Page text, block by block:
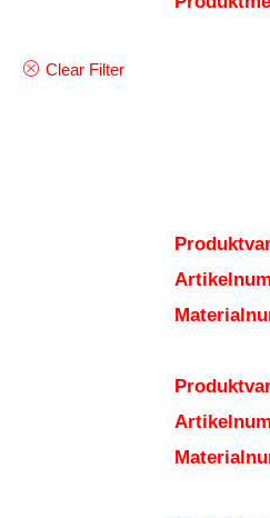
Clear Filter